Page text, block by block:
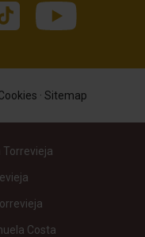
· Sitemap
Costa